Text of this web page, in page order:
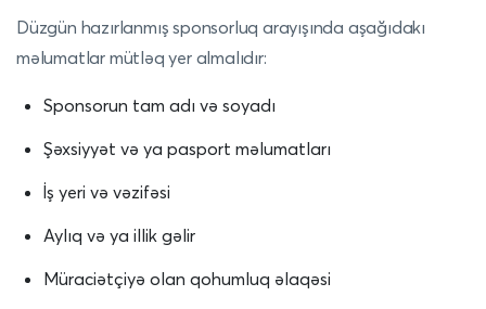
Düzgün hazırlanmış sponsorluq arayışında aşağıdakı
məlumatlar mütləq yer almalıdır:
Sponsorun tam adı və soyadı
Şəxsiyyət və ya pasport məlumatları
İş yeri və vəzifəsi
Aylıq və ya illik gəlir
Müraciətçiyə olan qohumluq əlaqəsi